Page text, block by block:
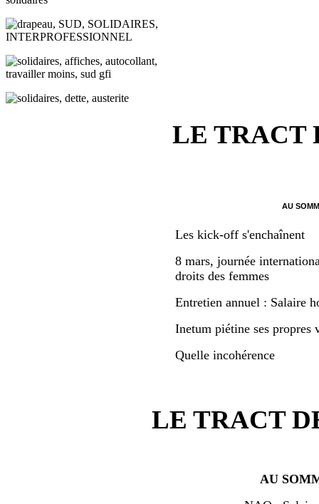
LE TRACT
AU
Les kick-off s'enchaînent
8 mars, journée
droits des femmes
Entretien annuel : Salaire
Inetum piétine ses propres
Quelle incohérence
LE TRACT
AU